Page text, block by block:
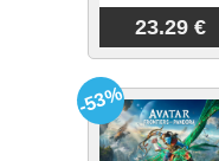
23.29 €
-53%